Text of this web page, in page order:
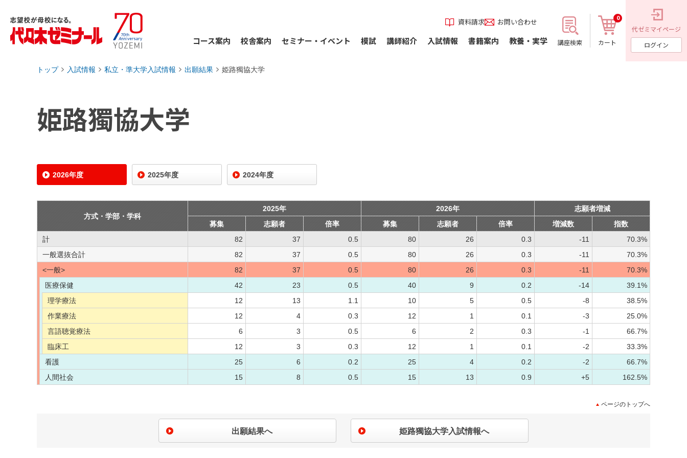
資料請求 お問い合わせ
コース案内 校舎案内 セミナー・イベント 模試 講師紹介 入試情報 書籍案内 教養・実学 講座検索 カート
0
代ゼミマイページ
ログイン
トップ 入試情報 私立・準大学入試情報 出願結果 姫路獨協大学
姫路獨協大学
2026年度 2025年度 2024年度
方式・学部・学科
2025年 2026年
志願者増減
募集
志願者 倍率 募集 志願者 倍率 増減数
指数
計
82 37 0.5 80 26 0.3 -11
70.3%
一般選抜合計
82 37 0.5 80 26 0.3 -11
70.3%
<一般>
82 37 0.5 80 26 0.3 -11
70.3%
医療保健
42 23 0.5 40 9 0.2 -14
39.1%
理学療法
12 13 1.1 10 5 0.5 -8
38.5%
作業療法
12 4 0.3 12 1 0.1 -3
25.0%
言語聴覚療法
6 3 0.5 6 2 0.3 -1
66.7%
臨床工
12 3 0.3 12 1 0.1 -2
33.3%
看護
25 6 0.2 25 4 0.2 -2
66.7%
人間社会
15 8 0.5 15 13 0.9 +5 162.5%
ページのトップへ
出願結果へ 姫路獨協大学入試情報へ